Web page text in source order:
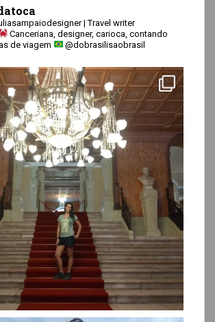
| Travel writer
Canceriana, designer, carioca, contando
de viagem
@dobrasilisaobrasil